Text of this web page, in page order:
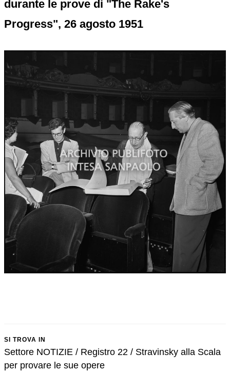
durante le prove di "The Rake's
Progress", 26 agosto 1951
SI TROVA IN
Settore NOTIZIE / Registro 22 / Stravinsky alla Scala
per provare le sue opere